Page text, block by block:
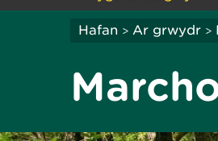
Hafan > Ar grwydr >